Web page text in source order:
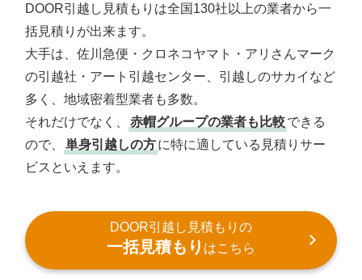
DOOR引越し見積もりは全国130社以上の業者から一
括見積りが出来ます。
大手は、佐川急便・クロネコヤマト・アリさんマーク
の引越社・アート引越センター、引越しのサカイなど
多く、地域密着型業者も多数。
それだけでなく、
赤帽グループの業者も比較できる
ので、
単身引越しの方に特に適している見積りサー
ビスといえます。
DOOR引越し見積もりの
一括見積もり はこちら